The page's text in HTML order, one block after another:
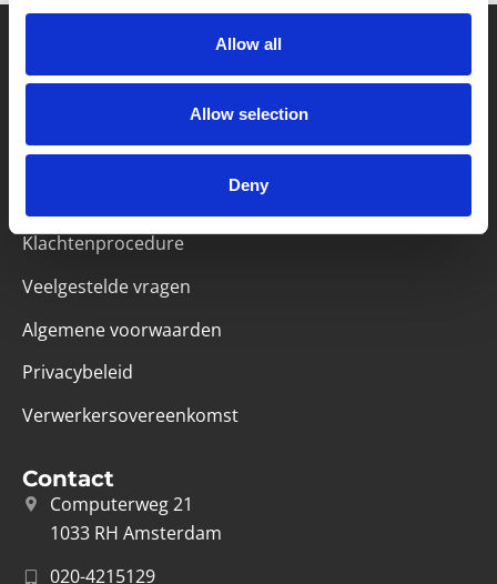
Allow all
Allow selection
Deny
Partner van mentoren
Klachtenprocedure
Veelgestelde vragen
Algemene voorwaarden
Privacybeleid
Verwerkersovereenkomst
Contact
Computerweg 21
1033 RH Amsterdam
020-4215129